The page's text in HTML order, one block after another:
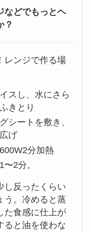
などでもっとヘ
？
レンジで作る場
スし、水にさら
きとり
シートを敷き、
げ
分加熱
2分。
し反ったくらい
う。冷めると蒸
た食感に仕上が
ると油を使わな